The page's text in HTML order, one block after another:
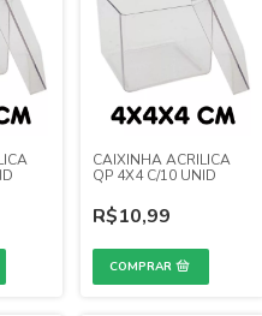
CAIXINHA ACRILICA
QP 4X4 C/10 UNID
R$10,99